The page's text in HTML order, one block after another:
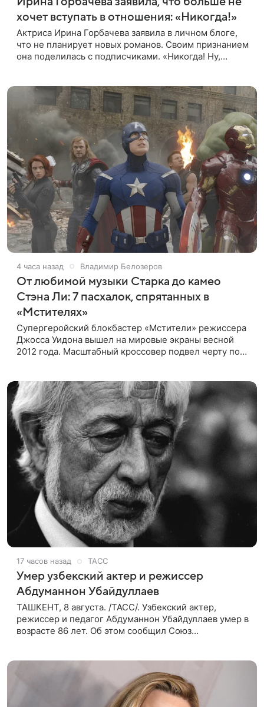
хочет вступать в отношения: «Никогда!»
Актриса Ирина Горбачева заявила в личном блоге,
что не планирует новых романов. Своим признанием
она поделилась с подписчиками. «Никогда! Ну,
4 часа назад Владимир Белозеров
От любимой музыки Старка до камео
Стэна Ли: 7 пасхалок, спрятанных в
«Мстителях»
Супергеройский блокбастер «Мстители» режиссера
Джосса Уидона вышел на мировые экраны весной
2012 года. Масштабный кроссовер подвел черту под
17 часов назад ТАСС
Умер узбекский актер и режиссер
Абдуманнон Убайдуллаев
ТАШКЕНТ, 8 августа. /ТАСС/. Узбекский актер,
режиссер и педагог Абдуманнон Убайдуллаев умер в
возрасте 86 лет. Об этом сообщил Союз